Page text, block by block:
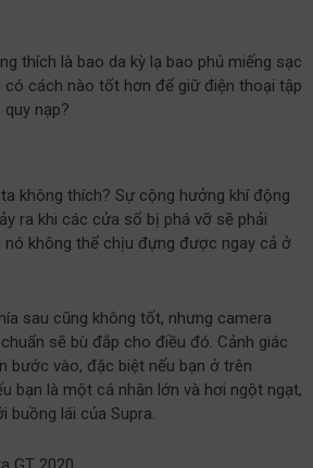
thích là bao da kỳ lạ bao phủ miếng sạc
có cách nào tốt hơn để giữ điện thoại tập
nạp?
không thích? Sự cộng hưởng khí động
ra khi các cửa sổ bị phá vỡ sẽ phải
nó không thể chịu đựng được ngay cả ở
sau cũng không tốt, nhưng camera
sẽ bù đắp cho điều đó. Cảnh giác
bước vào, đặc biệt nếu bạn ở trên
bạn là một cá nhân lớn và hơi ngột ngạt,
buồng lái của Supra.